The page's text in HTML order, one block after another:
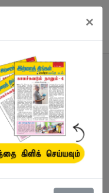
×
கவிதைகளில்